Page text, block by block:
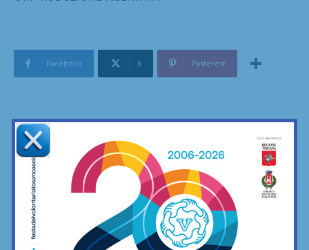
Facebook X Pinterest
Redazione
La redazione di SportChianti dà spazio, ogni giorno, a tutti gli